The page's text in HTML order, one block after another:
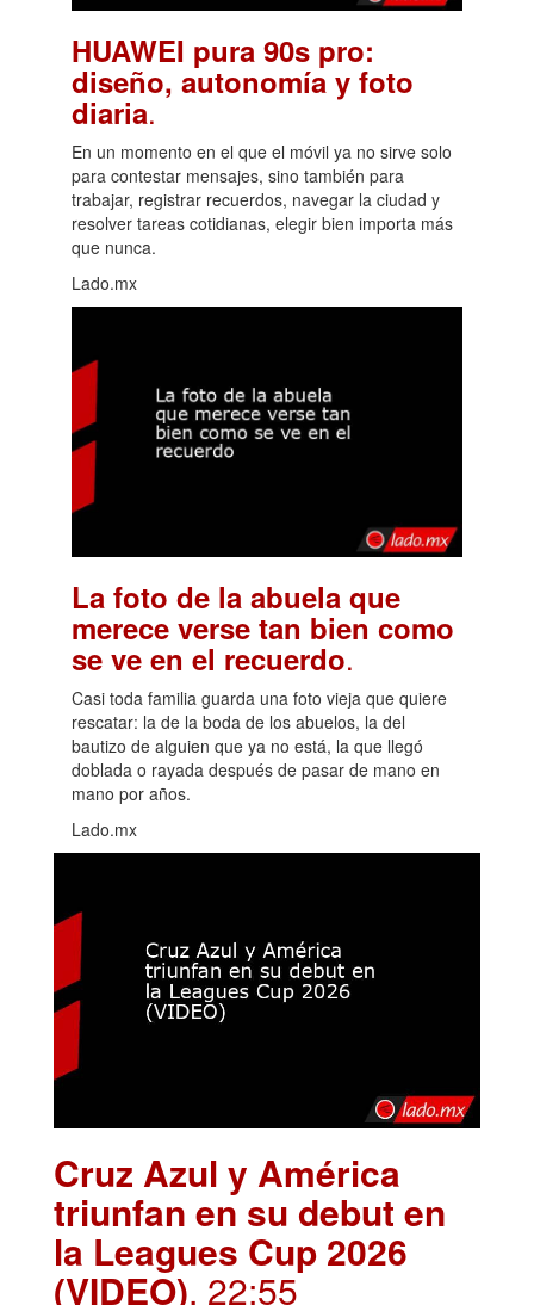
HUAWEI pura 90s pro:
diseño, autonomía y foto
diaria.
En un momento en el que el móvil ya no sirve solo
para contestar mensajes, sino también para
trabajar, registrar recuerdos, navegar la ciudad y
resolver tareas cotidianas, elegir bien importa más
que nunca.
Lado.mx
La foto de la abuela que
merece verse tan bien como
se ve en el recuerdo.
Casi toda familia guarda una foto vieja que quiere
rescatar: la de la boda de los abuelos, la del
bautizo de alguien que ya no está, la que llegó
doblada o rayada después de pasar de mano en
mano por años.
Lado.mx
Cruz Azul y América
triunfan en su debut en
la Leagues Cup 2026
(VIDEO). 22:55